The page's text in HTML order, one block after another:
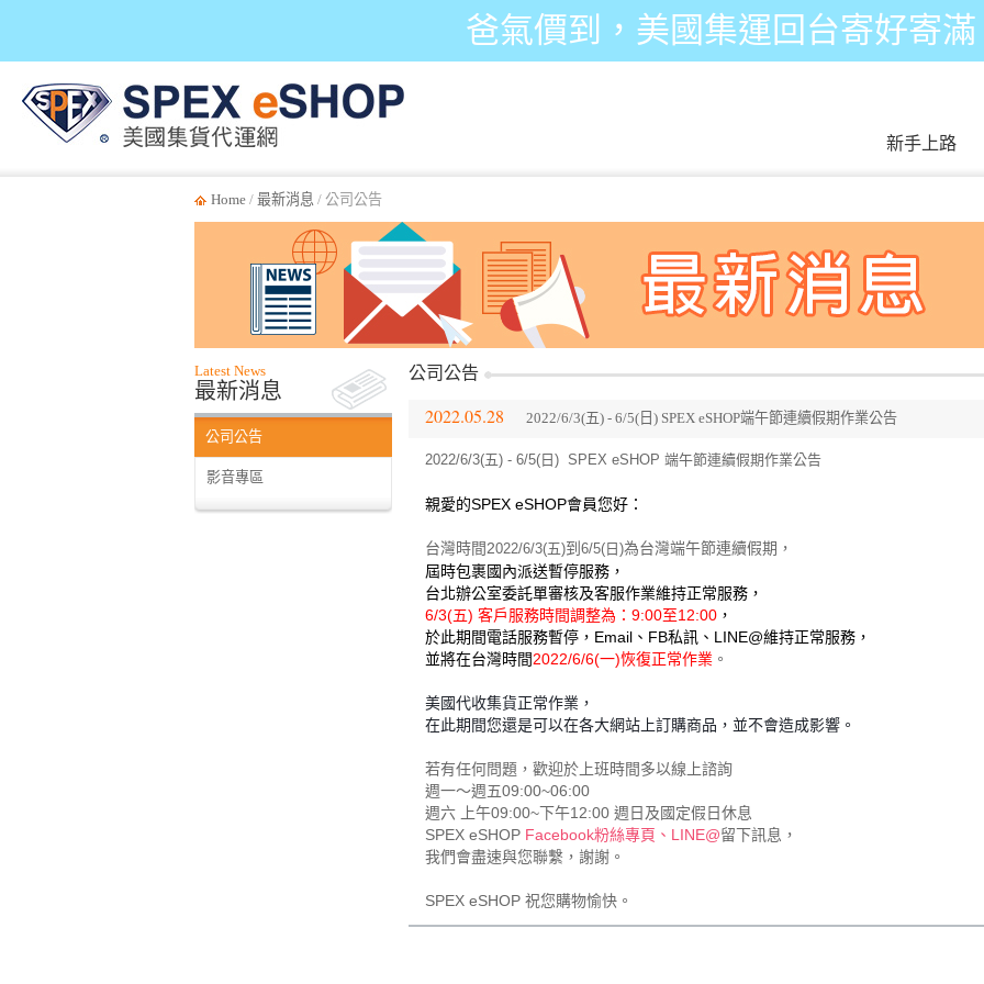
爸氣價到，美國集運回台寄好寄滿
新手上路
Home / 最新消息 / 公司公告
Latest News
最新消息
公司公告
影音專區
公司公告
2022.05.28 2022/6/3(五) - 6/5(日) SPEX eSHOP端午節連續假期作業公告
2022/6/3(五) - 6/5(日) SPEX eSHOP 端午節連續假期作業公告
親愛的SPEX eSHOP會員您好：
台灣時間2022/6/3(五)到 6/5(日)為台灣端午節連續假期，
屆時包裹國內派送暫停服務，
台北辦公室委託單審核及客服作業維持正常服務，
6/3(五) 客戶服務時間調整為：9:00至12:00 ，
於此期間電話服務暫停 ， Email、FB私訊、LINE@維持正常服務 ，
並將在台灣時間2022/6/6(一)恢復正常作業 。
美國代收集貨正常作業，
在此期間您還是可以在各大網站上訂購商品，並不會造成影響。
若有任何問題，歡迎於上班時間多以線上諮詢
週一～週五09:00~06:00
週六 上午09:00~下午12:00 週日及國定假日休息
SPEX eSHOP Facebook粉絲專頁、 LINE@留下訊息，
我們會盡速與您聯繫，謝謝。
SPEX eSHOP 祝您購物愉快。